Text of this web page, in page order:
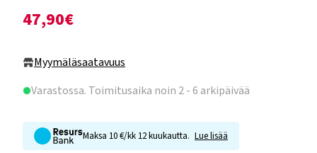
47,90€
Myymäläsaatavuus
Varastossa. Toimitusaika noin 2 - 6 arkipäivää
Maksa 10 €/kk 12 kuukautta. Lue lisää